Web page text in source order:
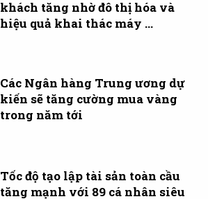
khách tăng nhờ đô thị hóa và
hiệu quả khai thác máy ...
Các Ngân hàng Trung ương dự
kiến sẽ tăng cường mua vàng
trong năm tới
Tốc độ tạo lập tài sản toàn cầu
tăng mạnh với 89 cá nhân siêu